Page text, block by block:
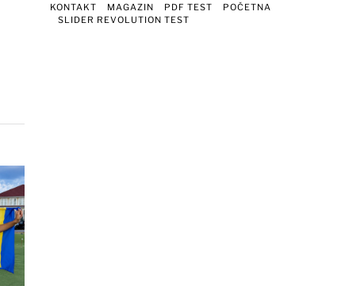
KONTAKT MAGAZIN PDF TEST
POČETNA
SLIDER REVOLUTION TEST